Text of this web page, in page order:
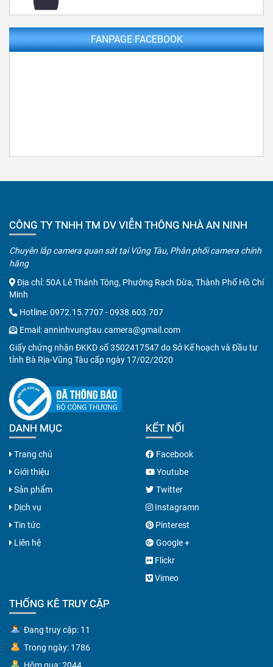
FANPAGE FACEBOOK
CÔNG TY TNHH TM DV VIỄN THÔNG NHÀ AN NINH
Chuyên lắp camera quan sát tại Vũng Tàu, Phân phối camera chính
hãng
Địa chỉ: 50A Lê Thánh Tông, Phường Rạch Dừa, Thành Phố Hồ Chí
Minh
Hotline:0972.15.7707-0938.603.707
Email:anninhvungtau.camera@gmail.com
Giấy chứng nhận ĐKKD số 3502417547 do Sở Kế hoạch và Đầu tư
tỉnh Bà Rịa-Vũng Tàu cấp ngày 17/02/2020
DANH MỤC
Trang chủ
Giới thiệu
Sản phẩm
Dịch vụ
Tin tức
Liên hệ
KẾT NỐI
Facebook
Youtube
Twitter
Instagramn
Pinterest
Google +
Flickr
Vimeo
THỐNG KÊ TRUY CẬP
Đang truy cập: 11
Trong ngày: 1786
Hôm qua: 2044